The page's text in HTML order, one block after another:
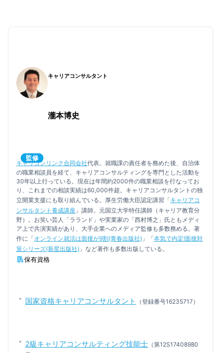
監修
キャリアコンサルタント
瀧本博史
キャリコンリンク合同会社代表。就職課の責任者を務めた後、自治体
の職業相談員を経て、キャリアコンサルティングを専門とした活動を
30年以上行っている。現在は年間約2000件の職業相談を行なってお
り、これまでの相談実績は60,000件超。キャリアコンサルタントの独
立開業支援にも取り組んでいる。厚生労働大臣認定講習「キャリアコ
ンサルタント養成講座 」講師。元国立大学特任講師（キャリア教育分
野）。お笑い芸人「ラランド」や実業家の「西村博之」氏ともメディ
ア上で共演実績があり、大手企業へのメディア監修も多数務める。著
作に「オンライン就活は面接が9割(青春出版社) 」「本気で内定!面接対
策シリーズ(新星出版社) 」など著作も多数出版している。
保有資格
国家資格キャリアコンサルタント （登録番号16235717）
2級キャリアコンサルティング技能士 （第12S17408980